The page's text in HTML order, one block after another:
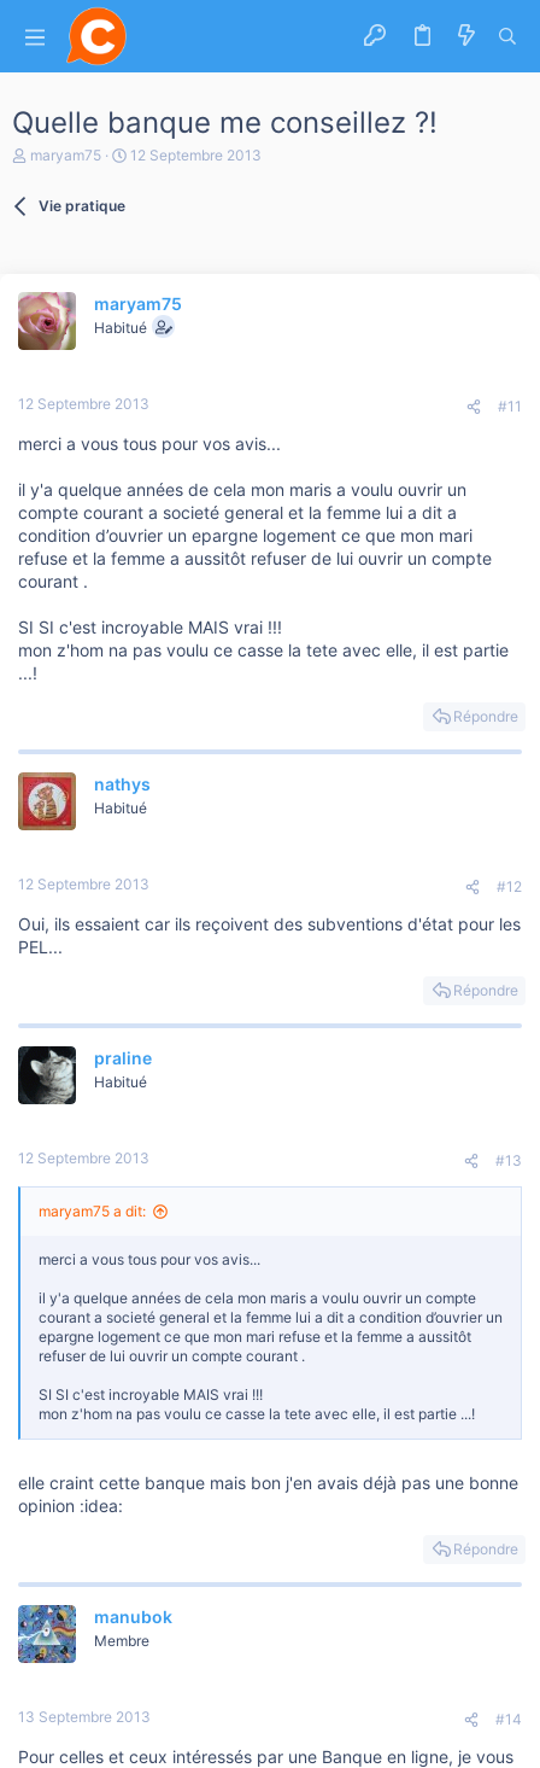
Quelle banque me conseillez ?!
A
e
l
a
d
c
s
i
o
n
maryam75
D
b
u
12 Septembre 2013
Vie pratique
maryam75
Habitué
12 Septembre 2013 #11
merci a vous tous pour vos avis...
il y'a quelque années de cela mon maris a voulu ouvrir un
compte courant a societé general et la femme lui a dit a
condition d’ouvrier un epargne logement ce que mon mari
refuse et la femme a aussitôt refuser de lui ouvrir un compte
courant .
SI SI c'est incroyable MAIS vrai !!!
mon z'hom na pas voulu ce casse la tete avec elle, il est partie
...!
Répondre
nathys
Habitué
12 Septembre 2013 #12
Oui, ils essaient car ils reçoivent des subventions d'état pour les
PEL...
Répondre
praline
Habitué
12 Septembre 2013 #13
maryam75 a dit:
merci a vous tous pour vos avis...
il y'a quelque années de cela mon maris a voulu ouvrir un compte
courant a societé general et la femme lui a dit a condition d’ouvrier un
epargne logement ce que mon mari refuse et la femme a aussitôt
refuser de lui ouvrir un compte courant .
SI SI c'est incroyable MAIS vrai !!!
mon z'hom na pas voulu ce casse la tete avec elle, il est partie ...!
elle craint cette banque mais bon j'en avais déjà pas une bonne
opinion :idea:
Répondre
manubok
Membre
13 Septembre 2013 #14
Pour celles et ceux intéressés par une Banque en ligne, je vous